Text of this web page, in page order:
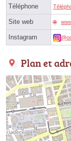
Téléphone
Site web
Instagram
Plan et